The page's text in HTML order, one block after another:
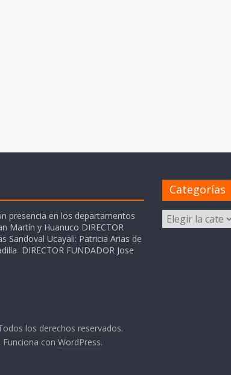
presencia en los departamentos
Martín y Huanuco DIRECTOR
Sandoval Ucayali: Patricia Arias de
DIRECTOR FUNDADOR Jose
Categorías
Categorías
los derechos reservados.
Funciona con WordPress.